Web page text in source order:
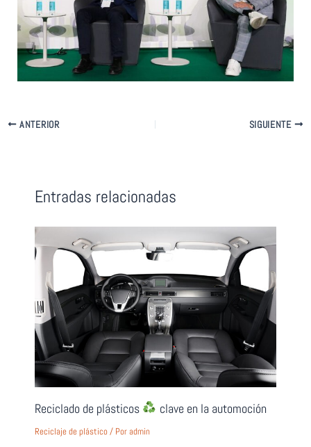
ANTERIOR SIGUIENTE
Entradas relacionadas
Reciclado de plásticos clave en la automoción
Reciclaje de plástico/ Poradmin